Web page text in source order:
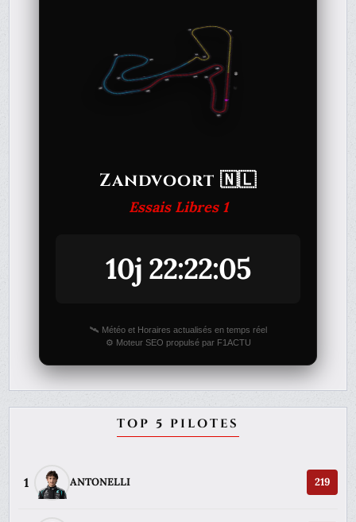
Zandvoort 🇳🇱
Essais Libres 1
10j 22:22:05
🛰️ Météo et Horaires actualisés en temps réel
⚙️ Moteur SEO propulsé par F1ACTU
TOP 5 PILOTES
1 ANTONELLI 219